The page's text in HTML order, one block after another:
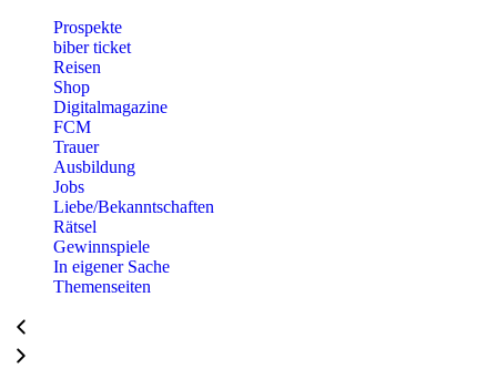
Prospekte
biber ticket
Reisen
Shop
Digitalmagazine
FCM
Trauer
Ausbildung
Jobs
Liebe/Bekanntschaften
Rätsel
Gewinnspiele
In eigener Sache
Themenseiten